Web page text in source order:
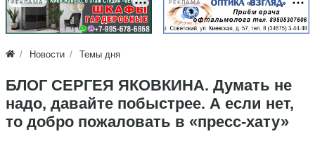
РЕКЛАМА РЕКЛАМА
Новости Темы дня
БЛОГ СЕРГЕЯ ЯКОВКИНА. Думать не
надо, давайте побыстрее. А если нет,
то добро пожаловать в «пресс-хату»